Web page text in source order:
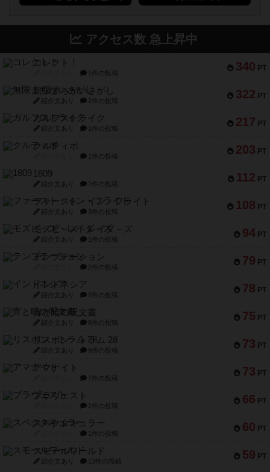
アクセス数 急上昇中
340 PT
コレクト！
1件の投稿
322 PT
無限まちがいさがし
紹介文あり 2件の投稿
217 PT
ガルフストライク
紹介文あり 1件の投稿
203 PT
クルティボ
1件の投稿
112 PT
1809
紹介文あり 1件の投稿
108 PT
ファースト・イン・フライト
紹介文あり 3件の投稿
94 PT
モズビ－ズ・レイダ－ズ
紹介文あり 1件の投稿
79 PT
テンプテーション
2件の投稿
78 PT
インドネシア
紹介文あり 2件の投稿
75 PT
宵と暁の呪文書
紹介文あり 8件の投稿
73 PT
リスボン・トラム 28
紹介文あり 9件の投稿
73 PT
アマナイト
1件の投稿
66 PT
ブラヴェスト
1件の投稿
60 PT
スペクタキュラー
1件の投稿
59 PT
スモールワールド
紹介文あり 13件の投稿